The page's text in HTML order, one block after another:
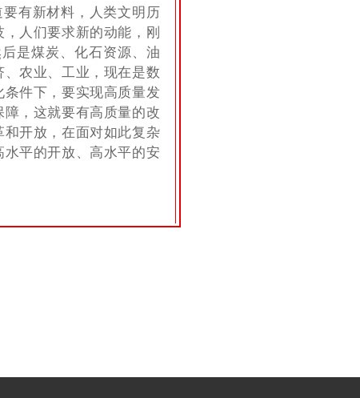
有新材料，人类文明历
人们要求新的动能，刚
是煤炭、化石资源、油
农业、工业，现在是数
件下，要实现高质量发
，这就要有高质量的改
开放，在面对如此复杂
平的开放、高水平的安